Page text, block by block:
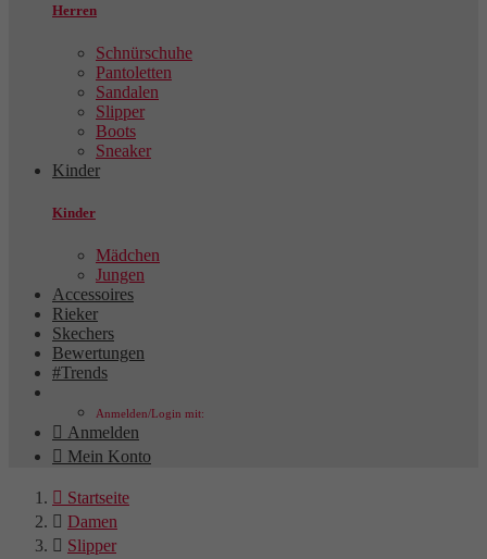
Herren
Schnürschuhe
Pantoletten
Sandalen
Slipper
Boots
Sneaker
Kinder
Kinder
Mädchen
Jungen
Accessoires
Rieker
Skechers
Bewertungen
#Trends
Anmelden/Login mit:
 Anmelden
 Mein Konto
 Startseite
 Damen
 Slipper